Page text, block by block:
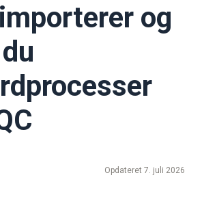
og
Opdateret 7. juli 2026